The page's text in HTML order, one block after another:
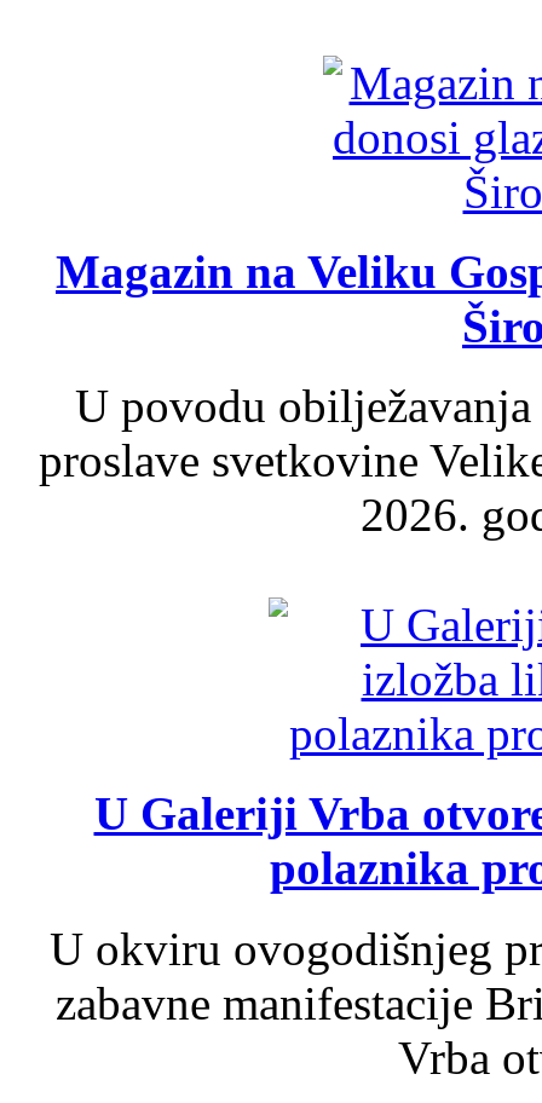
Magazin na Veliku
U povodu
proslave svetkovine
2026.
U Galeriji Vrba
polaznika
U okviru ovogodišnjeg
zabavne manifestacije
Vrba